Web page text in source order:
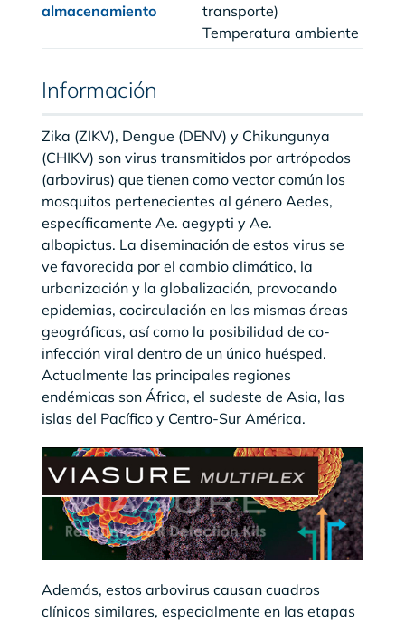
almacenamiento
transporte)
Temperatura ambiente
Información
Zika (ZIKV), Dengue (DENV) y Chikungunya
(CHIKV) son virus transmitidos por artrópodos
(arbovirus) que tienen como vector común los
mosquitos pertenecientes al género Aedes,
específicamente Ae. aegypti y Ae.
albopictus. La diseminación de estos virus se
ve favorecida por el cambio climático, la
urbanización y la globalización, provocando
epidemias, cocirculación en las mismas áreas
geográficas, así como la posibilidad de co-
infección viral dentro de un único huésped.
Actualmente las principales regiones
endémicas son África, el sudeste de Asia, las
islas del Pacífico y Centro-Sur América.
Además, estos arbovirus causan cuadros
clínicos similares, especialmente en las etapas